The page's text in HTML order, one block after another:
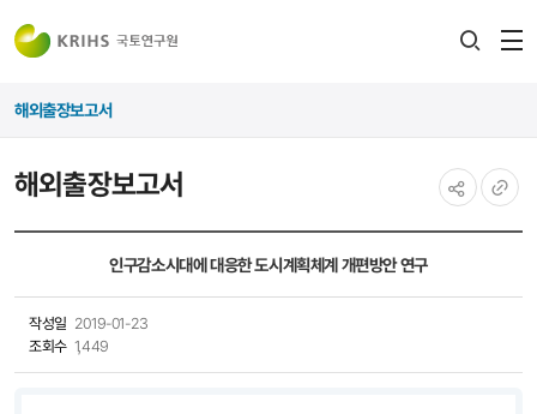
해외출장보고서
해외출장보고서
인구감소시대에 대응한 도시계획체계 개편방안 연구
작성일 2019-01-23
조회수 1,449